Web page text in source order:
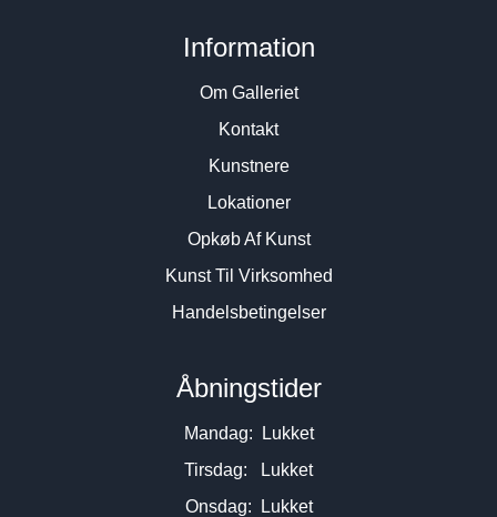
Information
Om Galleriet
Kontakt
Kunstnere
Lokationer
Opkøb Af Kunst
Kunst Til Virksomhed
Handelsbetingelser
Åbningstider
Mandag: Lukket
Tirsdag: Lukket
Onsdag: Lukket